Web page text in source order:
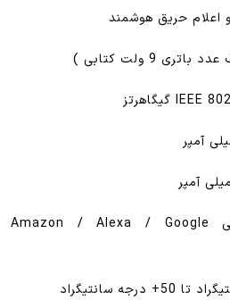
حریق هوشمند
پشتیبانی از کنترل صوتی Amazon / Alexa / Google